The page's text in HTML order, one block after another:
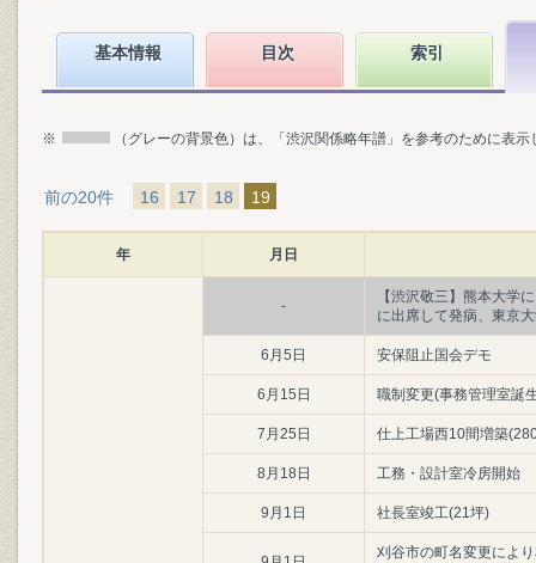
基本情報 目次 索引
※ （グレーの背景色）は、「渋沢関係略年譜」を参考のために表
前の20件 16 17 18 19
年 月日
-
【渋沢敬三】熊本大学
に出席して発病、東京
6月5日 安保阻止国会デモ
6月15日 職制変更(事務管理室誕
7月25日 仕上工場西10間増築
8月18日 工務・設計室冷房開始
9月1日 社長室竣工(21坪)
刈谷市の町名変更によ